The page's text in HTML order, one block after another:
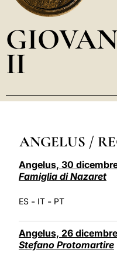
II
ANGELUS /
Angelus, 30
Famiglia di Nazaret
ES - IT - PT
Angelus, 26
Stefano Protomartire